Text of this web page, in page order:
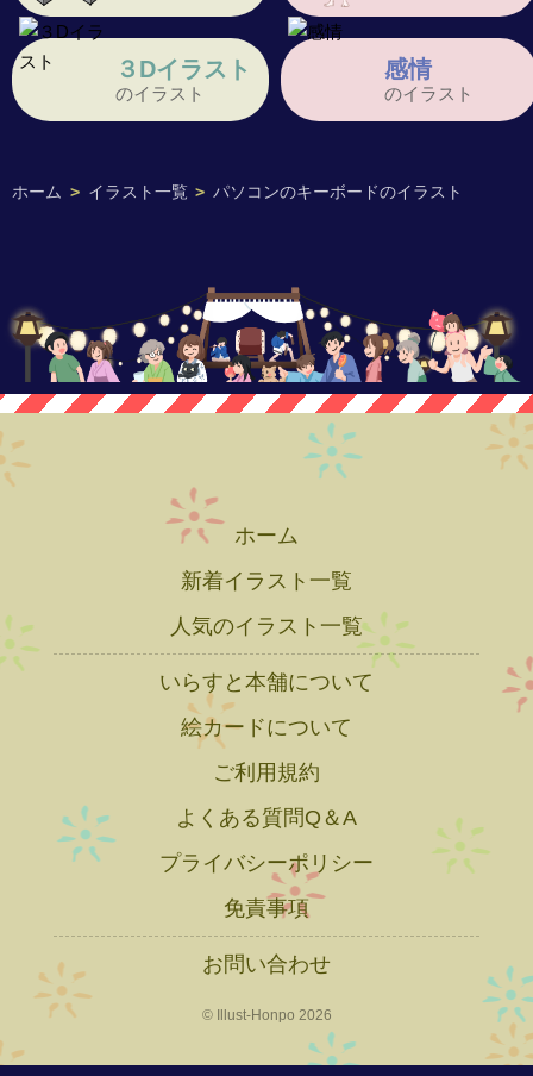
ホーム > イラスト一覧 > パソコンのキーボードのイラスト
３Dイラスト
のイラスト
感情
のイラスト
ホーム
新着イラスト一覧
人気のイラスト一覧
いらすと本舗について
絵カードについて
ご利用規約
よくある質問Q＆A
プライバシーポリシー
免責事項
お問い合わせ
© Illust-Honpo 2026